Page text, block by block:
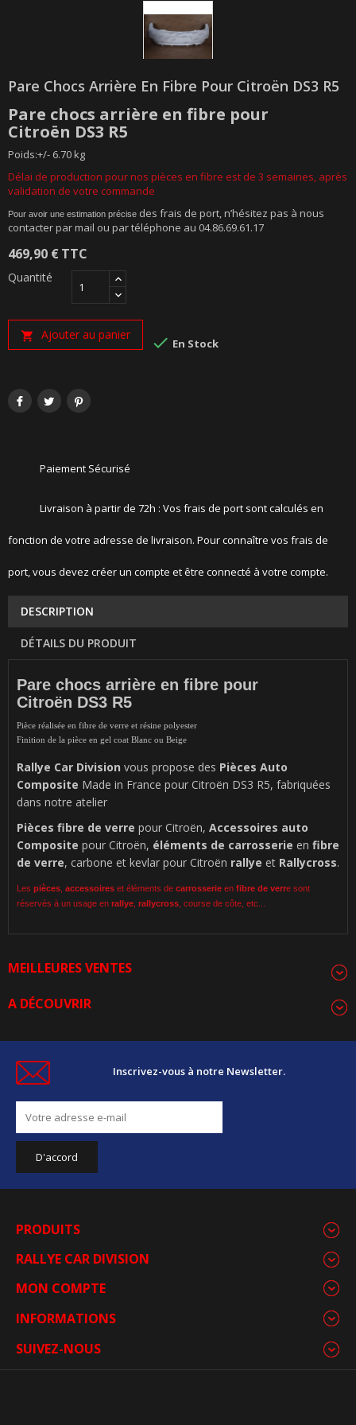
Pare Chocs Arrière En Fibre Pour Citroën DS3 R5
Pare chocs arrière en fibre pour
Citroën DS3 R5
Poids:+/- 6.70 kg
Délai de production pour nos pièces en fibre est de 3 semaines, après
validation de votre commande
Pour avoir une estimation précise des frais de port, n’hésitez pas à nous
contacter par mail ou par téléphone au 04.86.69.61.17
469,90 €TTC
Quantité
 Ajouter au panier  En Stock
Paiement Sécurisé
Livraison à partir de 72h : Vos frais de port sont calculés en
fonction de votre adresse de livraison. Pour connaître vos frais de
port, vous devez créer un compte et être connecté à votre compte.
DESCRIPTION
DÉTAILS DU PRODUIT
Pare chocs arrière en fibre pour
Citroën DS3 R5
Pièce réalisée en fibre de verre et résine polyester
Finition de la pièce en gel coat Blanc ou Beige
Rallye Car Division vous propose des Pièces Auto
Composite Made in France pour Citroën DS3 R5, fabriquées
dans notre atelier
Pièces fibre de verre pour Citroën, Accessoires auto
Composite pour Citroën, éléments de carrosserie en fibre
de verre, carbone et kevlar pour Citroën rallye et Rallycross.
Les pièces accessoires et éléments de carrosserie en fibre de verre sont
réservés à un usage en rallye rallycross , course de côte, etc...
MEILLEURES VENTES
A DÉCOUVRIR
Inscrivez-vous à notre Newsletter.
PRODUITS
RALLYE CAR DIVISION
MON COMPTE
INFORMATIONS
SUIVEZ-NOUS